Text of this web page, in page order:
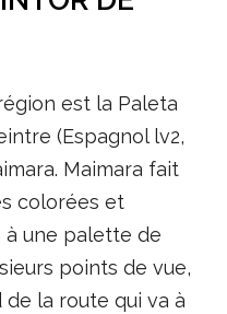
est la Paleta
(Espagnol lv2,
Maimara fait
colorées et
à une palette de
points de vue,
la route qui va à